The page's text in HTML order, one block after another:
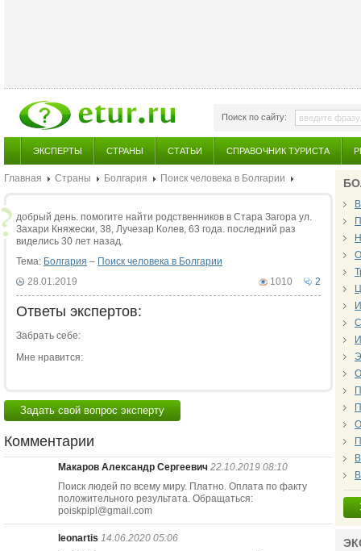
Поиск по сайту:
ЭКСПЕРТЫ СТРАНЫ СТАТЬИ СПРАВОЧНИК ТУРИСТА
Главная Страны Болгария Поиск человека в Болгарии
добрый день. помогите найти родственников в Стара Загора ул.
Захари Княжески, 38, Лучезар Колев, 63 года. последний раз
виделись 30 лет назад.
Тема: Болгария – Поиск человека в Болгарии
2
1010
28.01.2019
Ответы экспертов:
Забрать себе:
Мне нравится:
Задать свой вопрос эксперту
Комментарии
Макаров Александр Сергеевич 22.10.2019 08:10
Поиск людей по всему миру. Платно. Оплата по факту
положительного результата. Обращаться:
poiskpipl@gmail.com
leonartis 14.06.2020 05:06